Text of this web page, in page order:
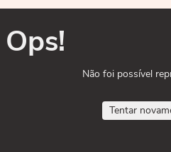
Ops!
Não foi possível
Tentar